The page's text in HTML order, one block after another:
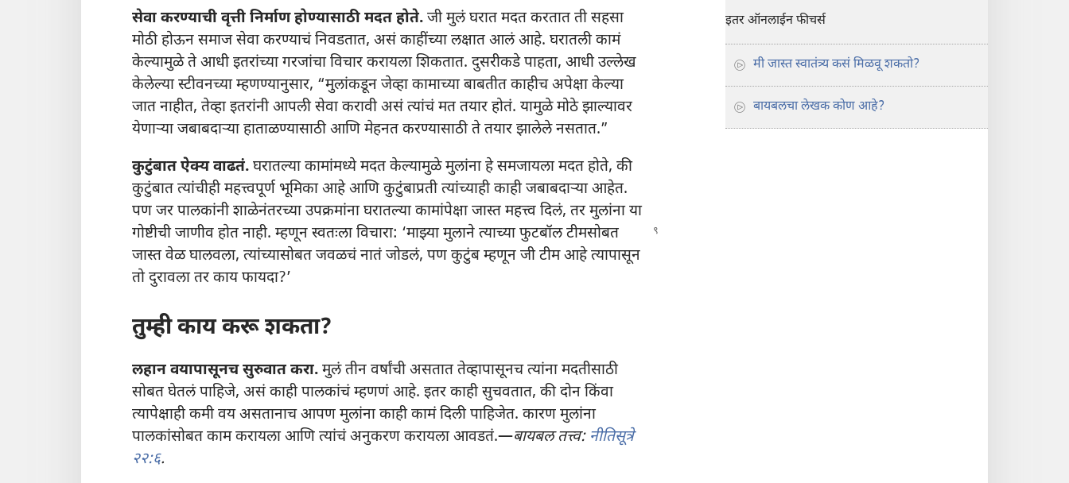
सेवा करण्याची वृत्ती निर्माण होण्यासाठी मदत होते. जी मुलं घरात मदत करतात ती सहसा
मोठी होऊन समाज सेवा करण्याचं निवडतात, असं काहींच्या लक्षात आलं आहे. घरातली कामं
केल्यामुळे ते आधी इतरांच्या गरजांचा विचार करायला शिकतात. दुसरीकडे पाहता, आधी उल्लेख
केलेल्या स्टीवनच्या म्हणण्यानुसार, “मुलांकडून जेव्हा कामाच्या बाबतीत काहीच अपेक्षा केल्या
जात नाहीत, तेव्हा इतरांनी आपली सेवा करावी असं त्यांचं मत तयार होतं. यामुळे मोठे झाल्यावर
येणाऱ्‍या जबाबदाऱ्‍या हाताळण्यासाठी आणि मेहनत करण्यासाठी ते तयार झालेले नसतात.”
कुटुंबात ऐक्य वाढतं. घरातल्या कामांमध्ये मदत केल्यामुळे मुलांना हे समजायला मदत होते, की
कुटुंबात त्यांचीही महत्त्वपूर्ण भूमिका आहे आणि कुटुंबाप्रती त्यांच्याही काही जबाबदाऱ्‍या आहेत.
पण जर पालकांनी शाळेनंतरच्या उपक्रमांना घरातल्या कामांपेक्षा जास्त महत्त्व दिलं, तर मुलांना या
गोष्टीची जाणीव होत नाही. म्हणून स्वतःला विचारा: ‘माझ्यामुलाने त्याच्या फुटबॉल टीमसोबत
जास्त वेळ घालवला, त्यांच्यासोबत जवळचं नातं जोडलं, पण कुटुंब म्हणून जी टीम आहे त्यापासून
तो दुरावला तर काय फायदा?’
तुम्ही काय करू शकता?
लहान वयापासूनच सुरुवात करा. मुलं तीन वर्षांची असतात तेव्हापासूनच त्यांना मदतीसाठी
सोबत घेतलं पाहिजे, असं काही पालकांचं म्हणणं आहे. इतर काही सुचवतात, की दोन किंवा
त्यापेक्षाही कमी वय असतानाच आपण मुलांना काही कामं दिली पाहिजेत. कारण मुलांना
पालकांसोबत काम करायला आणि त्यांचं अनुकरण करायला आवडतं.—बायबल तत्त्व: नीतिसूत्रे
२२:६.
इतर ऑनलाईन फीचर्स
मी जास्त स्वातंत्र्य कसं मिळवू शकतो?
बायबलचा लेखक कोण आहे?